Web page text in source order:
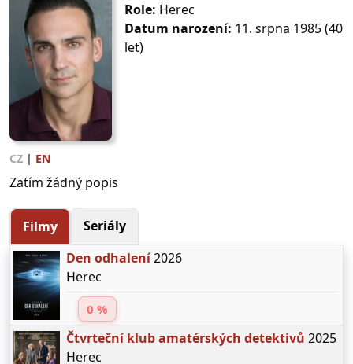
Role: Herec
Datum narození: 11. srpna 1985 (40
let)
CZ | EN
Zatím žádný popis
Filmy
Seriály
Den odhalení2026
Herec
0 %
Čtvrteční klub amatérských detektivů 2025
Herec